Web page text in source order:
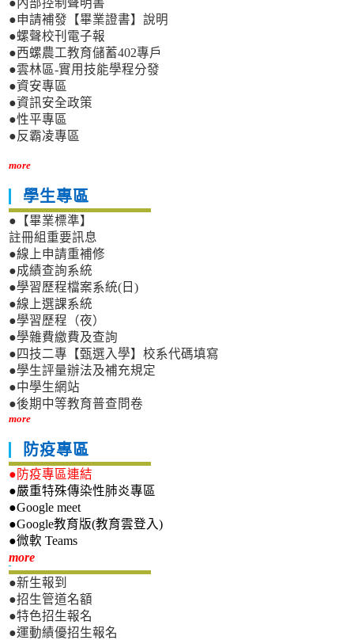
●內部控制聲明書
●申請補發【畢業證書】說明
●螺聲校刊電子報
●西螺農工教育儲蓄402專戶
●雲林區-實用技能學程分發
●資安專區
●資訊安全政策
●性平專區
●反霸凌專區
more
學生專區
●【畢業標準】
註冊組重要訊息
●線上申請重補修
●成績查詢系統
●學習歷程檔案系統(日)
●線上選課系統
●學習歷程（夜）
●學雜費繳費及查詢
●四技二專【甄選入學】校系代碼填寫
●學生評量辦法及補充規定
●中學生網站
●後期中等教育普查問卷
more
防疫專區
●防疫專區連結
●嚴重特殊傳染性肺炎專區
●Google meet
●Google教育版(教育雲登入)
●微軟 Teams
more新生專區
●新生報到
●招生管道名額
●特色招生報名
●運動績優招生報名